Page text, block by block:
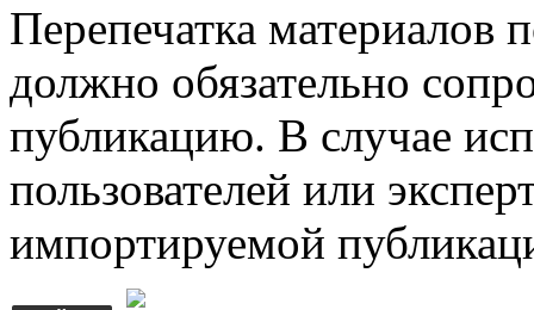
Перепечатка материалов
должно обязательно
публикацию. В случае
пользователей или
импортируемой